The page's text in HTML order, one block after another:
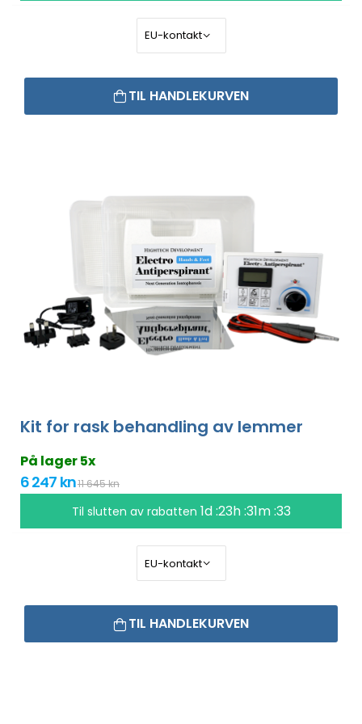
TIL HANDLEKURVEN
Kit for rask behandling av lemmer
På lager 5x
6 247 kn11 645 kn
Til slutten av rabatten 1d :23h :31m :32
TIL HANDLEKURVEN